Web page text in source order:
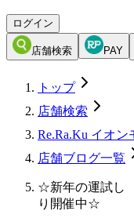
ログイン
店舗検索 PAY
トップ
店舗検索
Re.Ra.Ku イオ
店舗ブログ一覧
☆新年の運試し
り開催中☆